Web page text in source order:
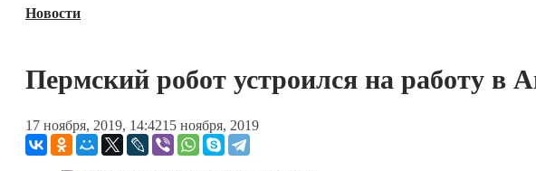
Блокчейн
Технологии
ESG
Новости
Пермский робот устроился на работу в
17 ноября, 2019, 14:4215 ноября, 2019